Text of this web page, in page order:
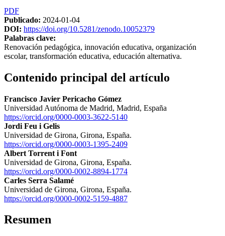
PDF
Publicado: 2024-01-04
DOI: https://doi.org/10.5281/zenodo.10052379
Palabras clave:
Renovación pedagógica, innovación educativa, organización
escolar, transformación educativa, educación alternativa.
Contenido principal del artículo
Francisco Javier Pericacho Gómez
Universidad Autónoma de Madrid, Madrid, España
https://orcid.org/0000-0003-3622-5140
Jordi Feu i Gelis
Universidad de Girona, Girona, España.
https://orcid.org/0000-0003-1395-2409
Albert Torrent i Font
Universidad de Girona, Girona, España.
https://orcid.org/0000-0002-8894-1774
Carles Serra Salamé
Universidad de Girona, Girona, España.
https://orcid.org/0000-0002-5159-4887
Resumen